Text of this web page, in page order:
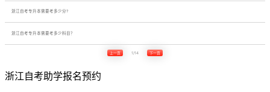
浙江自考专升本需要考多少分?
浙江自考专升本需要考多少科目？
上一页 1/14 下一页
浙江自考助学报名预约